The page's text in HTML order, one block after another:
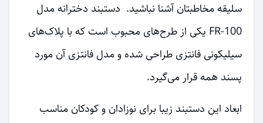
سلیقه مخاطبتان آشنا نباشید. دستبند دخترانه مدل
FR-100 یکی از طرح‌های محبوب است که با پلاک‌های
سیلیکونی فانتزی طراحی شده و مدل فانتزی آن مورد
پسند همه قرار می‌گیرد.
ابعاد این دستبند زیبا برای نوزادان و کودکان مناسب